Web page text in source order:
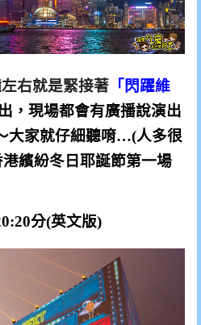
右就是緊接著 「閃躍維
，現場都會有廣播說演出
大家就仔細聽唷…(人多很
繽紛冬日耶誕節第一場
分(英文版)